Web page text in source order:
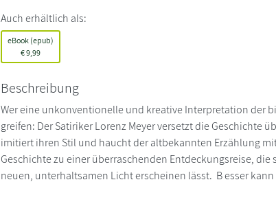
Auch erhältlich als:
eBook (epub)
€9,99
Beschreibung
Wer eine unkonventionelle und kreative Interpretation der
greifen: Der Satiriker Lorenz Meyer versetzt die Geschichte
imitiert ihren Stil und haucht der altbekannten Erzählung
Geschichte zu einer überraschenden Entdeckungsreise,
neuen, unterhaltsamen Licht erscheinen lässt. B esser